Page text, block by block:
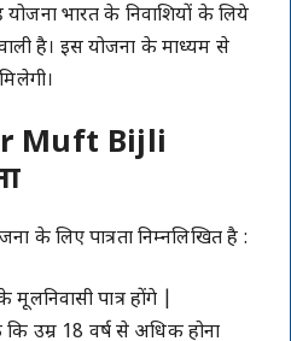
भारत के निवाशियों के लिये
है। इस योजना के माध्यम से
Muft Bijli
के लिए पात्रता निम्नलिखित है :
पात्र होंगे |
उम्र 18 वर्ष से अधिक होना